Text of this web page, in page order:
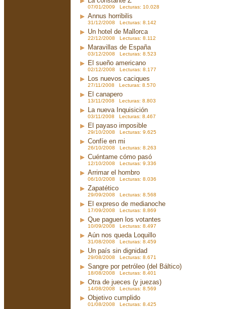
07/01/2009 Lecturas: 10.028
Annus horribilis
31/12/2008 Lecturas: 8.142
Un hotel de Mallorca
22/12/2008 Lecturas: 8.112
Maravillas de España
03/12/2008 Lecturas: 8.523
El sueño americano
02/12/2008 Lecturas: 8.177
Los nuevos caciques
27/11/2008 Lecturas: 8.570
El canapero
13/11/2008 Lecturas: 8.803
La nueva Inquisición
03/11/2008 Lecturas: 8.467
El payaso imposible
29/10/2008 Lecturas: 9.625
Confíe en mi
26/10/2008 Lecturas: 8.263
Cuéntame cómo pasó
12/10/2008 Lecturas: 9.336
Arrimar el hombro
06/10/2008 Lecturas: 8.036
Zapatético
29/09/2008 Lecturas: 8.568
El expreso de medianoche
17/09/2008 Lecturas: 8.869
Que paguen los votantes
10/09/2008 Lecturas: 8.497
Aún nos queda Loquillo
31/08/2008 Lecturas: 8.459
Un país sin dignidad
29/08/2008 Lecturas: 8.671
Sangre por petróleo (del Báltico)
18/08/2008 Lecturas: 8.401
Otra de jueces (y juezas)
14/08/2008 Lecturas: 8.569
Objetivo cumplido
01/08/2008 Lecturas: 8.425